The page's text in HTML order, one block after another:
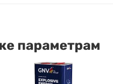
параметрам